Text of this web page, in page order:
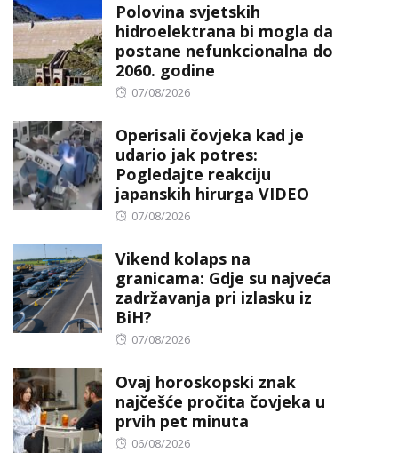
Polovina svjetskih
hidroelektrana bi mogla da
postane nefunkcionalna do
2060. godine
Posted
07/08/2026
Operisali čovjeka kad je
udario jak potres:
Pogledajte reakciju
japanskih hirurga VIDEO
Posted
07/08/2026
Vikend kolaps na
granicama: Gdje su najveća
zadržavanja pri izlasku iz
BiH?
Posted
07/08/2026
Ovaj horoskopski znak
najčešće pročita čovjeka u
prvih pet minuta
Posted
06/08/2026